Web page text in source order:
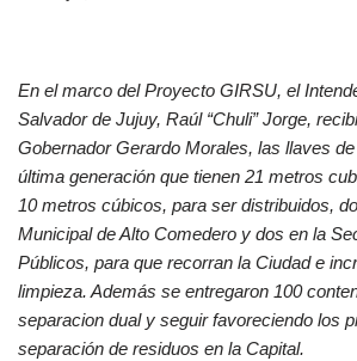
En el marco del Proyecto GIRSU, el
Salvador de Jujuy, Raúl “Chuli” Jorge,
Gobernador Gerardo Morales, las llaves
última generación que tienen 21 metros
10 metros cúbicos, para ser distribuidos,
Municipal de Alto Comedero y dos en la
Públicos, para que recorran la Ciudad e
limpieza. Además se entregaron 100
separacion dual y seguir favoreciendo los
separación de residuos en la Capital.